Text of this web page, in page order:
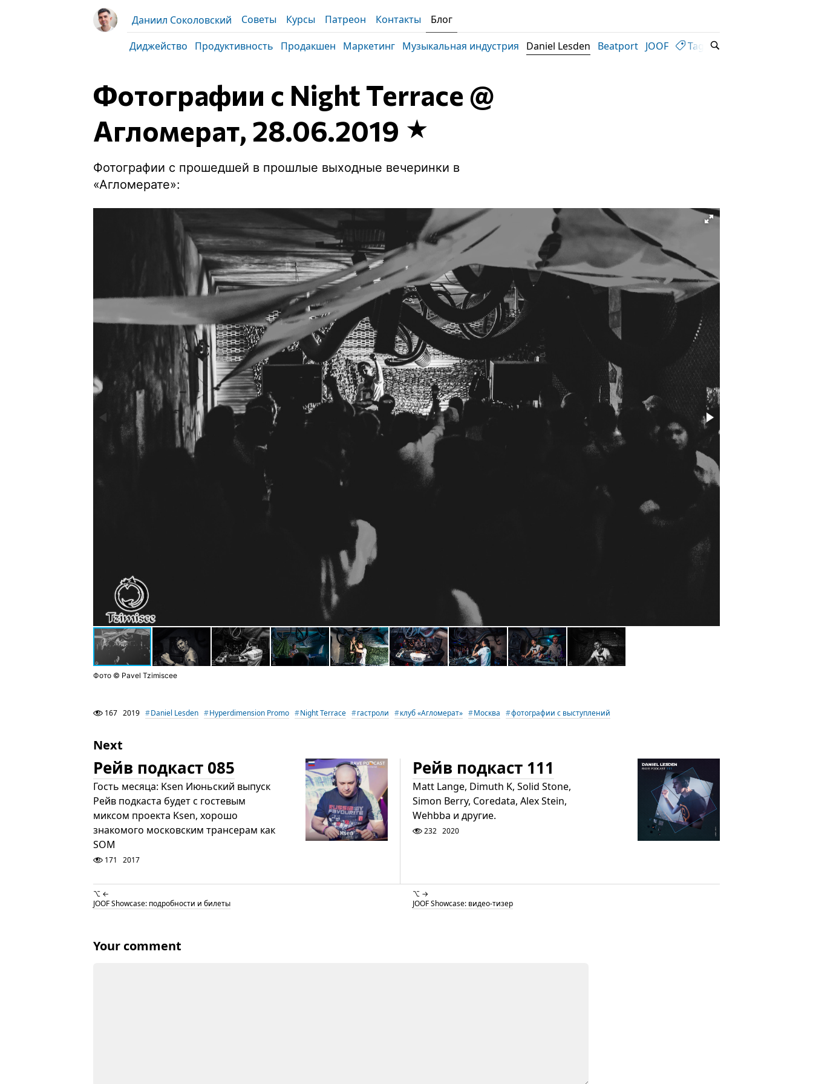
Даниил Соколовский Советы Курсы Патреон Контакты
Блог
Диджейство
Продуктивность Продакшен Маркетинг Музыкальная индустрия Daniel Lesden Beatport JOOF Tags
Фотографии с Night Terrace @
Агломерат, 28.06.2019
Фотографии с прошедшей в прошлые выходные вечеринки в
«Агломерате»:
Фото © Pavel Tzimiscee
167 2019 Daniel Lesden Hyperdimension Promo Night Terrace гастроли клуб «Агломерат» Москва фотографии с выступлений
Next
Рейв подкаст 085
Гость месяца: Ksen Июньский выпуск
Рейв подкаста будет с гостевым
миксом проекта Ksen, хорошо
знакомого московским трансерам как
SOM
171 2017
Рейв подкаст 111
Matt Lange, Dimuth K, Solid Stone,
Simon Berry, Coredata, Alex Stein,
Wehbba и другие.
232 2020
⌥ ←
JOOF Showcase: подробности и билеты
⌥ →
JOOF Showcase: видео-тизер
Your comment